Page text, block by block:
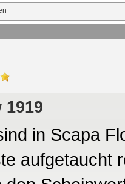
1919
in Scapa
aufgetaucht